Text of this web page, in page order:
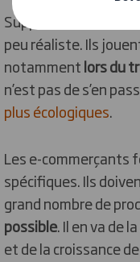
Supprimer
peu réaliste. Ils
notammentlors du
n’est pas de s’en
plus écologiques.
Les e-commerçants
spécifiques. Ils
grand nombre de
possible. Il en va de
et de la croissance